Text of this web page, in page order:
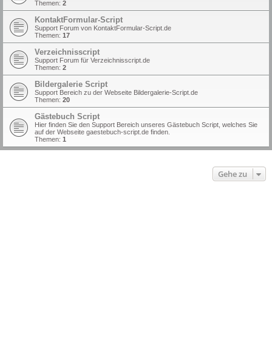
Themen: 2
KontaktFormular-Script
Support Forum von KontaktFormular-Script.de
Themen: 17
Verzeichnisscript
Support Forum für Verzeichnisscript.de
Themen: 2
Bildergalerie Script
Support Bereich zu der Webseite Bildergalerie-Script.de
Themen: 20
Gästebuch Script
Hier finden Sie den Support Bereich unseres Gästebuch Script, welches Sie
auf der Webseite gaestebuch-script.de finden.
Themen: 1
Gehe zu